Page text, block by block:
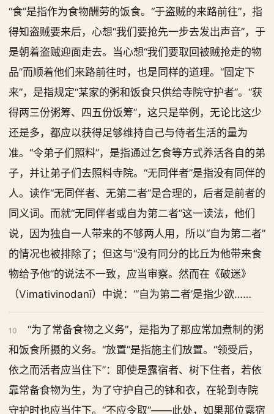
“食”是指作为食物酬劳的饭食。“于盗贼的来路前往”，指
得知盗贼要来后，心想“我们要抢先一步去发出声音”，于
是朝着盗贼迎面走去。当心想“我们要取回被贼抢走的物
品”而顺着他们来路前往时，也是同样的道理。“固定下
来”，是指规定“某家的粥和饭食只供给寺院守护者”。“获
得两三份粥筹、四五份饭筹”，这只是举例，无论比这少
还是多，都应以获得足够维持自己与侍者生活的量为
准。“令弟子们照料”，是指通过乞食等方式养活各自的弟
子，并让弟子们去照料寺院。“无同伴者”是指没有同伴的
人。读作“无同伴者、无第二者”是合理的，后者是前者的
同义词。而就“无同伴者或自为第二者”这一读法，他们
说，因为独自一人带来的不够两人用，所以“自为第二者”
的情况也被排除了；但这与“没有同分的比丘为他带来食
物给予他”的说法不一致，应当审察。然而在《破迷》
（Vimativinodanī）中说：“‘自为第二者’是指少欲……
10
“为了常备食物之义务”，是指为了那应常加煮制的粥
和饭食所摄的义务。“放置”是指施主们放置。“领受后，
依之而活者应当住下”：即使是露宿者、树下住者，若依
靠常备食物为生，为了守护自己的钵和衣，在轮到寺院
守护时也应当住下。“不应令取”——此处，如果那位露宿